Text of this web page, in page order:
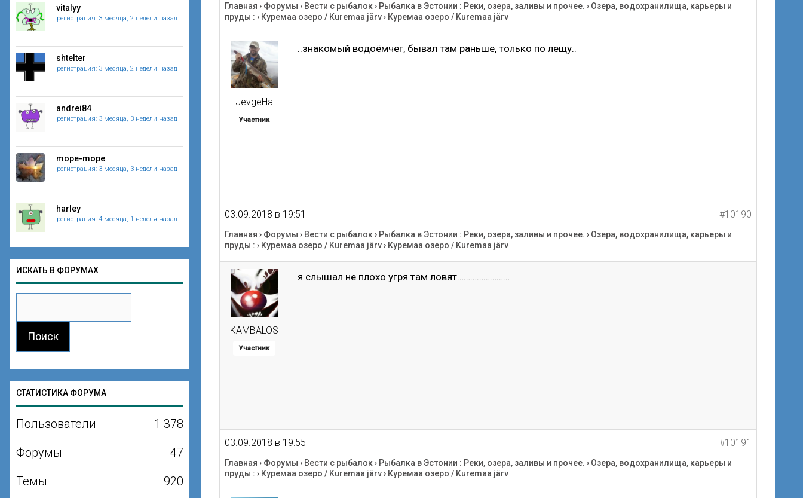
Главная › Форумы › Вести с рыбалок› Рыбалка в Эстонии : Реки, озера, заливы и прочее. › Озера, водохранилища, карьеры и
пруды : › Куремаа озеро / Kuremaa järv› Куремаа озеро / Kuremaa järv
JevgeHa
Участник
..знакомый водоёмчег, бывал там раньше, только по лещу..
03.09.2018 в 19:51 #10190
Главная › Форумы › Вести с рыбалок› Рыбалка в Эстонии : Реки, озера, заливы и прочее. › Озера, водохранилища, карьеры и
пруды : › Куремаа озеро / Kuremaa järv› Куремаа озеро / Kuremaa järv
KAMBALOS
Участник
я слышал не плохо угря там ловят……………………
03.09.2018 в 19:55 #10191
Главная › Форумы › Вести с рыбалок› Рыбалка в Эстонии : Реки, озера, заливы и прочее. › Озера, водохранилища, карьеры и
пруды : › Куремаа озеро / Kuremaa järv› Куремаа озеро / Kuremaa järv
vitalyy
регистрация: 3 месяца, 2 недели назад
shtelter
регистрация: 3 месяца, 2 недели назад
andrei84
регистрация: 3 месяца, 3 недели назад
mope-mope
регистрация: 3 месяца, 3 недели назад
harley
регистрация: 4 месяца, 1 неделя назад
ИСКАТЬ В ФОРУМАХ
СТАТИСТИКА ФОРУМА
Пользователи
1 378
Форумы
47
Темы
920